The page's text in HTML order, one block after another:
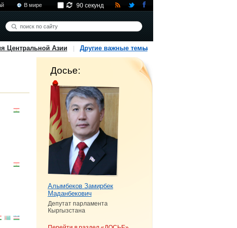
В мире 90 секунд
Центральной Азии Другие важные темы
Досье:
Алымбеков Замирбек
Маданбекович
Депутат парламента
Кыргызстана